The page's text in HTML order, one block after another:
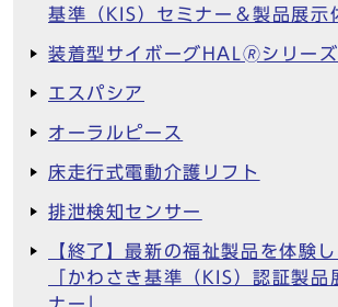
基準（KIS）セミナー＆製品展示
装着型サイボーグHAL🄬シリーズ
エスパシア
オーラルピース
床走行式電動介護リフト
排泄検知センサー
【終了】最新の福祉製品を体験し
「かわさき基準（KIS）認証製品